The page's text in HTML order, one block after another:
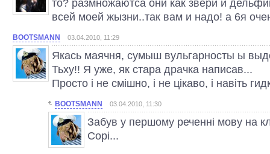
то? размножаютса они как звери и
всей моей жызни..так вам и надо! а 6я
BOOTSMANN 03.04.2010, 11:29
Якась маячня, сумыш вульгарносты ы
Тьху!! Я уже, як стара драчка написав...
Просто і не смішно, і не цікаво, і навіть
BOOTSMANN 03.04.2010, 11:30
Забув у першому реченні мову на
Сорі...